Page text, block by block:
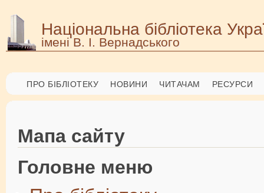
Національна бібліотека
імені В. І. Вернадського
ПРО БІБЛІОТЕКУ НОВИНИ ЧИТАЧАМ РЕСУРСИ
Мапа сайту
Головне меню